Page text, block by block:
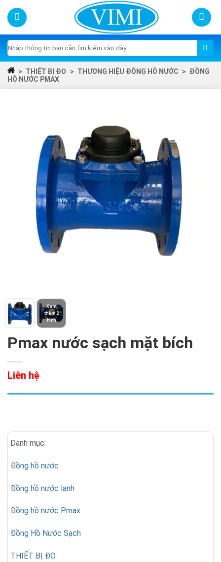
Skip
content
Tìm
kiếm:
> THIẾT BỊ ĐO > THƯƠNG HIỆU ĐỒNG HỒ NƯỚC > ĐỒNG
HỒ NƯỚC PMAX
Xem
thêm 2
hình
Pmax nước sạch mặt bích
Liên hệ
Danh mục:
Đồng hồ nước
Đồng hồ nước lạnh
Đồng hồ nước Pmax
Đồng Hồ Nước Sạch
THIẾT BỊ ĐO